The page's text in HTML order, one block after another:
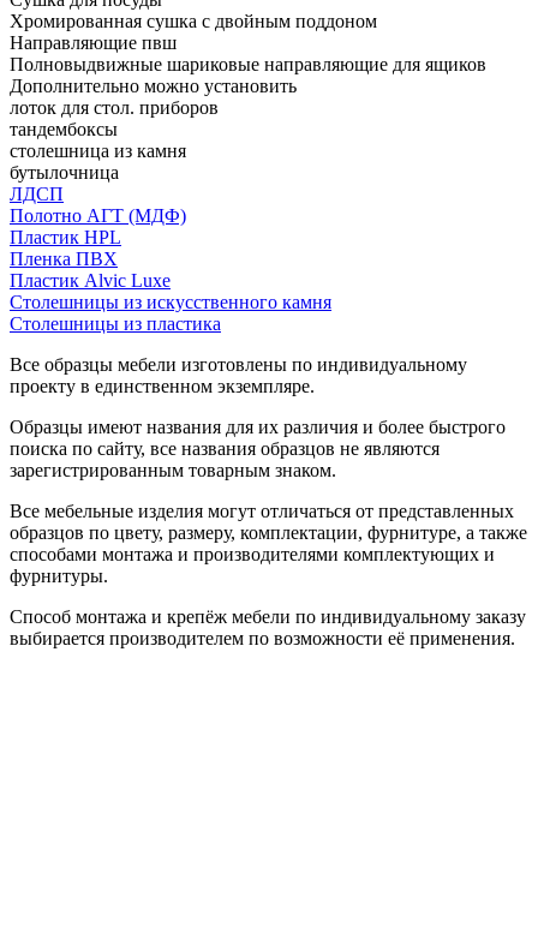
Хромированная сушка с двойным поддоном
Направляющие пвш
Полновыдвижные шариковые направляющие для ящиков
Дополнительно можно установить
лоток для стол. приборов
тандембоксы
столешница из камня
бутылочница
ЛДСП
Полотно АГТ (МДФ)
Пластик HPL
Пленка ПВХ
Пластик Alvic Luxe
Столешницы из искусственного камня
Столешницы из пластика
Все образцы мебели изготовлены по индивидуальному
проекту в единственном экземпляре.
Образцы имеют названия для их различия и более быстрого
поиска по сайту, все названия образцов не являются
зарегистрированным товарным знаком.
Все мебельные изделия могут отличаться от представленных
образцов по цвету, размеру, комплектации, фурнитуре, а также
способами монтажа и производителями комплектующих и
фурнитуры.
Способ монтажа и крепёж мебели по индивидуальному заказу
выбирается производителем по возможности её применения.